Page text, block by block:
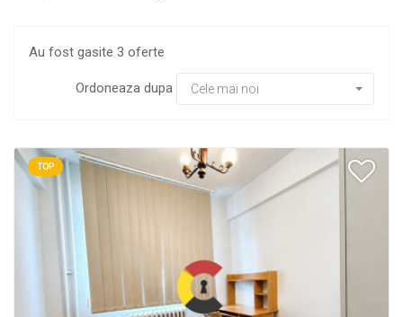
Au fost gasite 3 oferte
Ordoneaza dupa Cele mai noi
TOP